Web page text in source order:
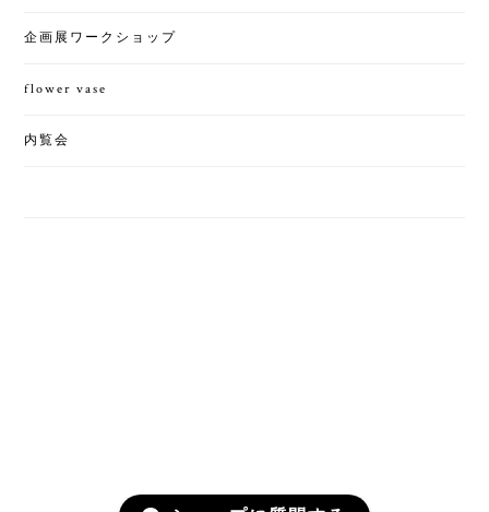
企画展ワークショップ
flower vase
内覧会